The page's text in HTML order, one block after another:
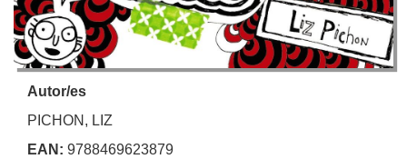
Autor/es
PICHON, LIZ
EAN: 9788469623879